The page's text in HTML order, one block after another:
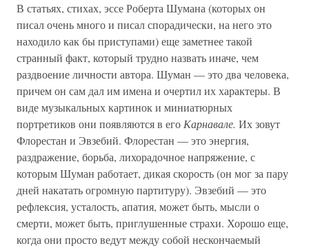
В статьях, стихах, эссе Роберта Шумана (которых он
писал очень много и писал спорадически, на него это
находило как бы приступами) еще заметнее такой
странный факт, который трудно назвать иначе, чем
раздвоение личности автора. Шуман — это два человека,
причем он сам дал им имена и очертил их характеры. В
виде музыкальных картинок и миниатюрных
портретиков они появляются в егоКарнавале. Их зовут
Флорестан и Эвзебий. Флорестан — это энергия,
раздражение, борьба, лихорадочное напряжение, с
которым Шуман работает, дикая скорость (он мог за пару
дней накатать огромную партитуру). Эвзебий — это
рефлексия, усталость, апатия, может быть, мысли о
смерти, может быть, приглушенные страхи. Хорошо еще,
когда они просто ведут между собой нескончаемый